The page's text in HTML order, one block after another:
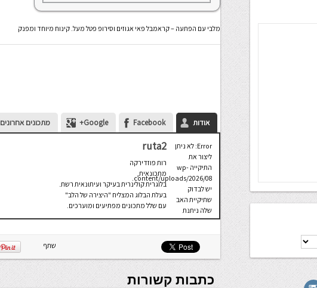
מלבי עם הפתעה – קראמבל פאי אגוזים וסירופ פטל מעל. קינוח מיוחד ומפנק
אודות Facebook
Google+ מתכונים אחרונים
Error: לא ניתן
ליצור את
התיקייה wp-
content/uploads/2026/08.
יש לבדוק
שתיקיית האב
שלה ניתנת
לכתיבה.
ruta2
רות פוזדירקה
מתכונאית,
בלוגרית קולינרית בעיקר ועיתונאית רשת.
בעלת הבלוג המצליח "היצירה של הלב"
עם שלל מתכונים מפתיעים ומוערכים.
שתף
כתבות קשורות